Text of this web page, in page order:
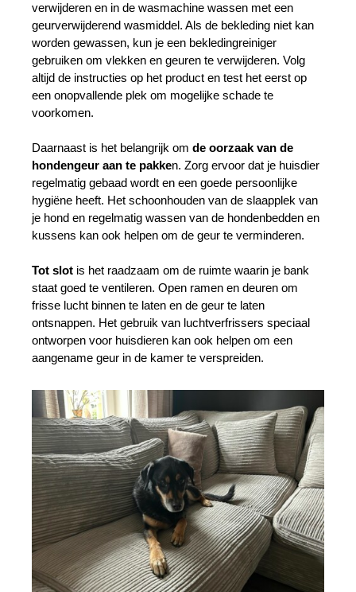
verwijderen en in de wasmachine wassen met een
geurverwijderend wasmiddel. Als de bekleding niet kan
worden gewassen, kun je een bekledingreiniger
gebruiken om vlekken en geuren te verwijderen. Volg
altijd de instructies op het product en test het eerst op
een onopvallende plek om mogelijke schade te
voorkomen.
Daarnaast is het belangrijk om de oorzaak van de
hondengeur aan te pakken. Zorg ervoor dat je huisdier
regelmatig gebaad wordt en een goede persoonlijke
hygiëne heeft. Het schoonhouden van de slaapplek van
je hond en regelmatig wassen van de hondenbedden en
kussens kan ook helpen om de geur te verminderen.
Tot slot is het raadzaam om de ruimte waarin je bank
staat goed te ventileren. Open ramen en deuren om
frisse lucht binnen te laten en de geur te laten
ontsnappen. Het gebruik van luchtverfrissers speciaal
ontworpen voor huisdieren kan ook helpen om een
aangename geur in de kamer te verspreiden.